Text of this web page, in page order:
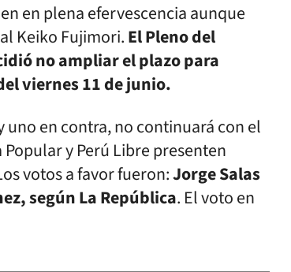
en plena efervescencia aunque
Keiko Fujimori.El Pleno del
no ampliar el plazo para
viernes 11 de junio.
en contra, no continuará con el
y Perú Libre presenten
votos a favor fueron:Jorge Salas
según La República. El voto en